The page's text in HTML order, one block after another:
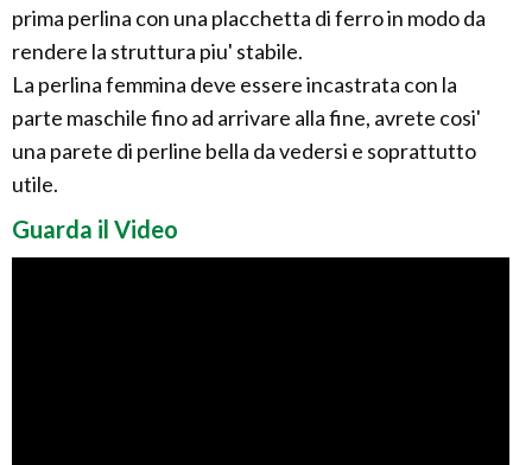
prima perlina con una placchetta di ferro in modo da
rendere la struttura piu' stabile.
La perlina femmina deve essere incastrata con la
parte maschile fino ad arrivare alla fine, avrete cosi'
una parete di perline bella da vedersi e soprattutto
utile.
Guarda il Video